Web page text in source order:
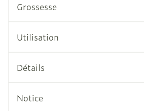
Grossesse
Utilisation
Détails
Notice